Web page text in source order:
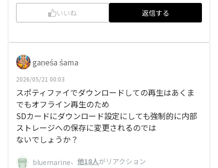
いいね 返信する
gaṇeśa śama
2026/05/21 00:03
スポティファイでダウンロードしての再生はあくま
でもオフライン再生のため
SDカードにダウンロード設定にしても強制的に内部
ストレージへの保存に変更されるのでは
ないでしょうか？
bluemarine、 他18人がリアクション